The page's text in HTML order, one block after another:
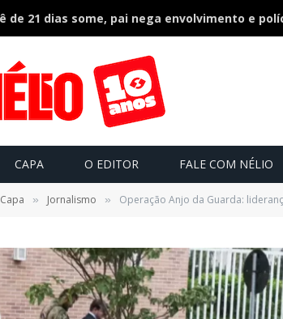
CAPA O EDITOR FALE COM NÉLIO
Capa » Jornalismo » Operação Anjo da Guarda: